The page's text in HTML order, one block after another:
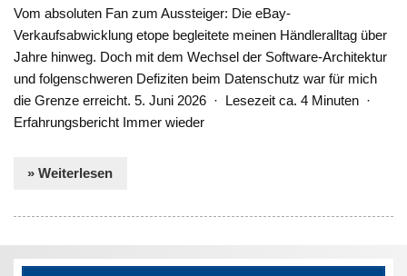
Vom absoluten Fan zum Aussteiger: Die eBay-
Verkaufsabwicklung etope begleitete meinen Händleralltag über
Jahre hinweg. Doch mit dem Wechsel der Software-Architektur
und folgenschweren Defiziten beim Datenschutz war für mich
die Grenze erreicht. 5. Juni 2026 · Lesezeit ca. 4 Minuten ·
Erfahrungsbericht Immer wieder
» Weiterlesen